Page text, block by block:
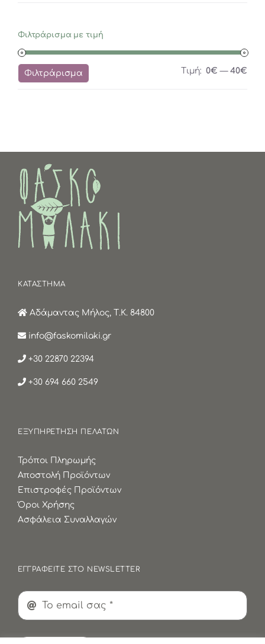
Φιλτράρισμα με τιμή
Φιλτράρισμα Τιμή: 0€ — 40€
ΚΑΤΑΣΤΗΜΑ
Αδάμαντας Μήλος, Τ.Κ. 84800
info@faskomilaki.gr
+30 22870 22394
+30 694 660 2549
ΕΞΥΠΗΡΕΤΗΣΗ ΠΕΛΑΤΩΝ
Τρόποι Πληρωμής
Αποστολή Προϊόντων
Επιστροφές Προϊόντων
Όροι Χρήσης
Ασφάλεια Συναλλαγών
ΕΓΓΡΑΦΕΙΤΕ ΣΤΟ NEWSLETTER